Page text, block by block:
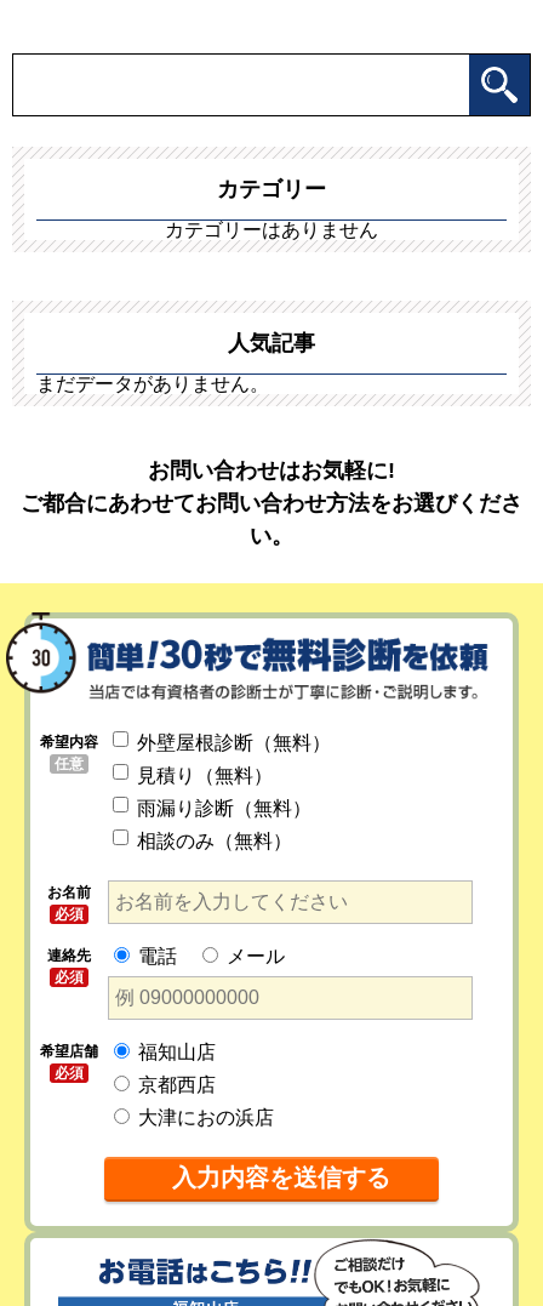
カテゴリー
カテゴリーはありません
人気記事
まだデータがありません。
お問い合わせはお気軽に!
ご都合にあわせてお問い合わせ方法をお選びくださ
い。
希望内容
任意
外壁屋根診断（無料）
見積り（無料）
雨漏り診断（無料）
相談のみ（無料）
お名前
必須
連絡先
必須
電話 メール
希望店舗
必須
福知山店
京都西店
大津におの浜店